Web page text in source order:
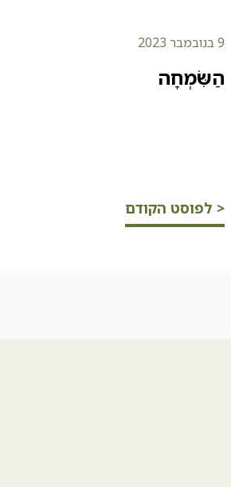
9 בנובמבר 2023
הַשִּׂמְחָה
< לפוסט הקודם